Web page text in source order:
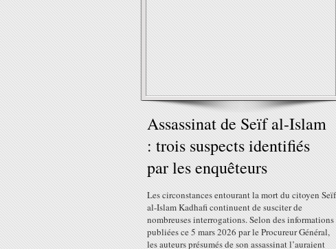
Assassinat de Seïf al-Islam
: trois suspects identifiés
par les enquêteurs
Les circonstances entourant la mort du citoyen Seïf
al-Islam Kadhafi continuent de susciter de
nombreuses interrogations. Selon des informations
publiées ce 5 mars 2026 par le Procureur Général,
les auteurs présumés de son assassinat l’auraient